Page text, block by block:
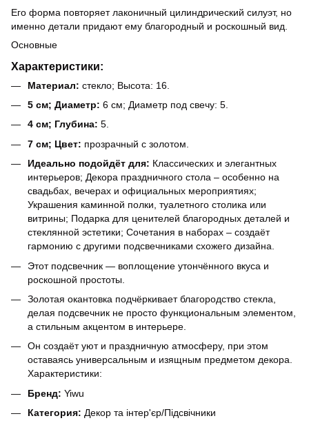
Его форма повторяет лаконичный цилиндрический силуэт, но
именно детали придают ему благородный и роскошный вид.
Основные
Характеристики:
Материал: стекло; Высота: 16.
5 см; Диаметр: 6 см; Диаметр под свечу: 5.
4 см; Глубина: 5.
7 см; Цвет: прозрачный c золотом.
Идеально подойдёт для: Классических и элегантных
интерьеров; Декора праздничного стола – особенно на
свадьбах, вечерах и официальных мероприятиях;
Украшения каминной полки, туалетного столика или
витрины; Подарка для ценителей благородных деталей и
стеклянной эстетики; Сочетания в наборах – создаёт
гармонию с другими подсвечниками схожего дизайна.
Этот подсвечник — воплощение утончённого вкуса и
роскошной простоты.
Золотая окантовка подчёркивает благородство стекла,
делая подсвечник не просто функциональным элементом,
а стильным акцентом в интерьере.
Он создаёт уют и праздничную атмосферу, при этом
оставаясь универсальным и изящным предметом декора.
Характеристики:
Бренд: Yiwu
Категория: Декор та інтер'єр/Підсвічники